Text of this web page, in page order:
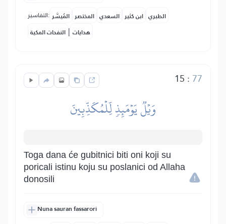
التفاسير: المُيسَّر المختصر السعدي ابن كثير الطبري
النفحات المكية | هدايات
15 : 77
وَيۡلٞ يَوۡمَئِذٖ لِّلۡمُكَذِّبِينَ
Toga dana će gubitnici biti oni koji su
poricali istinu koju su poslanici od Allaha
donosili
Nuna sauran fassarori